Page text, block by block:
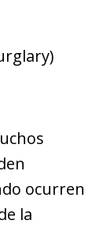
ocurren
la